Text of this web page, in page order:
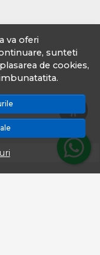
va oferi
sunteti
de cookies,
din shop!